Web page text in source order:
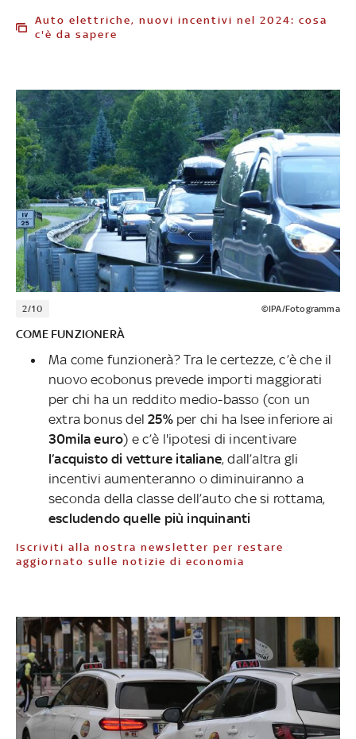
Auto elettriche, nuovi incentivi nel 2024: cosa
c'è da sapere
2/10 ©IPA/Fotogramma
COME FUNZIONERÀ
Ma come funzionerà? Tra le certezze, c’è che il
nuovo ecobonus prevede importi maggiorati
per chi ha un reddito medio-basso (con un
extra bonus del 25%per chi ha Isee inferiore ai
30mila euro) e c’è l'ipotesi di incentivare
l’acquisto di vetture italiane, dall’altra gli
incentivi aumenteranno o diminuiranno a
seconda della classe dell’auto che si rottama,
escludendo quelle più inquinanti
Iscriviti alla nostra newsletter per restare
aggiornato sulle notizie di economia